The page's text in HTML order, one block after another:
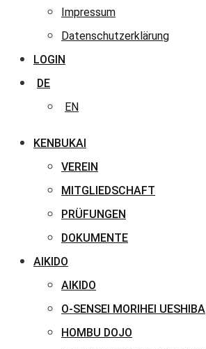
Impressum
Datenschutzerklärung
LOGIN
DE
EN
KENBUKAI
VEREIN
MITGLIEDSCHAFT
PRÜFUNGEN
DOKUMENTE
AIKIDO
AIKIDO
O-SENSEI MORIHEI UESHIBA
HOMBU DOJO